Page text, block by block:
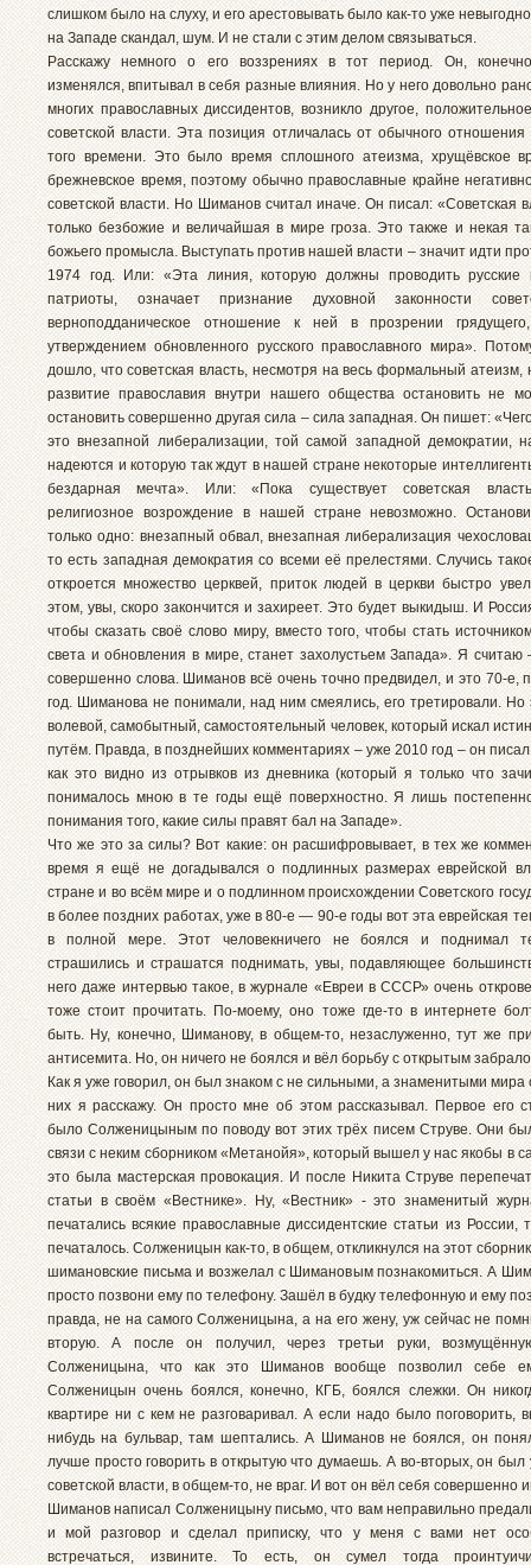
слишком было на слуху, и его арестовывать было как-то уже
на Западе скандал, шум. И не стали с этим делом связываться.
Расскажу немного о его воззрениях в тот период. Он,
изменялся, впитывал в себя разные влияния. Но у него довольно
многих православных диссидентов, возникло другое,
советской власти. Эта позиция отличалась от обычного отношения
того времени. Это было время сплошного атеизма, хрущёвское
брежневское время, поэтому обычно православные крайне
советской власти. Но Шиманов считал иначе. Он писал: «Советская
только безбожие и величайшая в мире гроза. Это также и некая
божьего промысла. Выступать против нашей власти – значит идти
1974 год. Или: «Эта линия, которую должны проводить русские
патриоты, означает признание духовной законности
верноподданическое отношение к ней в прозрении
утверждением обновленного русского православного мира».
дошло, что советская власть, несмотря на весь формальный атеизм,
развитие православия внутри нашего общества остановить не
остановить совершенно другая сила – сила западная. Он пишет:
это внезапной либерализации, той самой западной демократии,
надеются и которую так ждут в нашей стране некоторые
бездарная мечта». Или: «Пока существует советская
религиозное возрождение в нашей стране невозможно.
только одно: внезапный обвал, внезапная либерализация
то есть западная демократия со всеми её прелестями. Случись
откроется множество церквей, приток людей в церкви быстро
этом, увы, скоро закончится и захиреет. Это будет выкидыш. И
чтобы сказать своё слово миру, вместо того, чтобы стать
света и обновления в мире, станет захолустьем Запада». Я считаю
совершенно слова. Шиманов всё очень точно предвидел, и это 70-е,
год. Шиманова не понимали, над ним смеялись, его третировали. Но
волевой, самобытный, самостоятельный человек, который искал
путём. Правда, в позднейших комментариях – уже 2010 год – он
как это видно из отрывков из дневника (который я только что
понималось мною в те годы ещё поверхностно. Я лишь
понимания того, какие силы правят бал на Западе».
Что же это за силы? Вот какие: он расшифровывает, в тех же
время я ещё не догадывался о подлинных размерах еврейской
стране и во всём мире и о подлинном происхождении Советского
в более поздних работах, уже в 80-е — 90-е годы вот эта еврейская
в полной мере. Этот человекничего не боялся и поднимал
страшились и страшатся поднимать, увы, подавляющее
него даже интервью такое, в журнале «Евреи в СССР» очень
тоже стоит прочитать. По-моему, оно тоже где-то в интернете
быть. Ну, конечно, Шиманову, в общем-то, незаслуженно, тут же
антисемита. Но, он ничего не боялся и вёл борьбу с открытым
Как я уже говорил, он был знаком с не сильными, а знаменитыми мира
них я расскажу. Он просто мне об этом рассказывал. Первое его
было Солженицыным по поводу вот этих трёх писем Струве. Они
связи с неким сборником «Метанойя», который вышел у нас якобы в
это была мастерская провокация. И после Никита Струве
статьи в своём «Вестнике». Ну, «Вестник» - это знаменитый
печатались всякие православные диссидентские статьи из России,
печаталось. Солженицын как-то, в общем, откликнулся на этот
шимановские письма и возжелал с Шимановым познакомиться. А
просто позвони ему по телефону. Зашёл в будку телефонную и ему
правда, не на самого Солженицына, а на его жену, уж сейчас не
вторую. А после он получил, через третьи руки,
Солженицына, что как это Шиманов вообще позволил себе
Солженицын очень боялся, конечно, КГБ, боялся слежки. Он
квартире ни с кем не разговаривал. А если надо было поговорить,
нибудь на бульвар, там шептались. А Шиманов не боялся, он
лучше просто говорить в открытую что думаешь. А во-вторых, он был
советской власти, в общем-то, не враг. И вот он вёл себя совершенно
Шиманов написал Солженицыну письмо, что вам неправильно
и мой разговор и сделал приписку, что у меня с вами нет
встречаться, извините. То есть, он сумел тогда